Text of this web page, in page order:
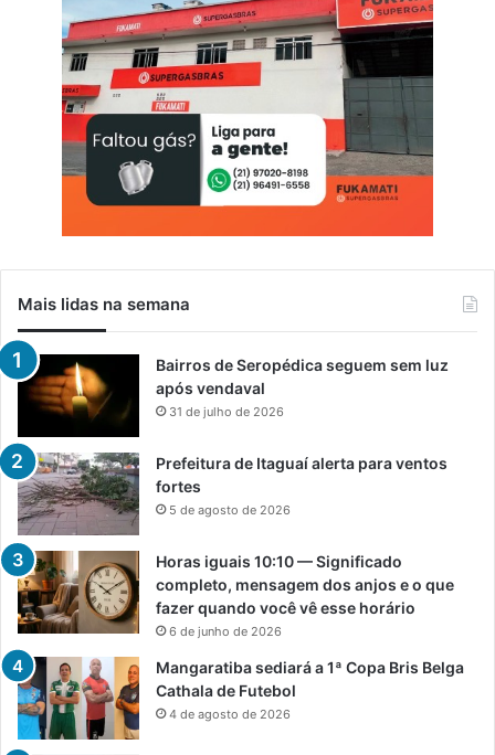
Mais lidas na semana
Bairros de Seropédica seguem sem luz
após vendaval
31 de julho de 2026
Prefeitura de Itaguaí alerta para ventos
fortes
5 de agosto de 2026
Horas iguais 10:10 — Significado
completo, mensagem dos anjos e o que
fazer quando você vê esse horário
6 de junho de 2026
Mangaratiba sediará a 1ª Copa Bris Belga
Cathala de Futebol
4 de agosto de 2026